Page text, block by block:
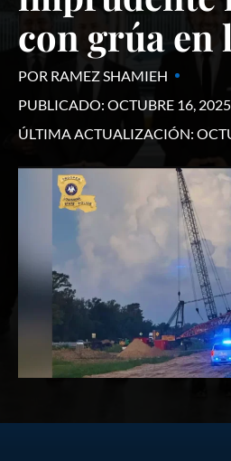
con grúa en
POR RAMEZ SHAMIEH
PUBLICADO: OCTUBRE 16, 2025
ÚLTIMA ACTUALIZACIÓN: